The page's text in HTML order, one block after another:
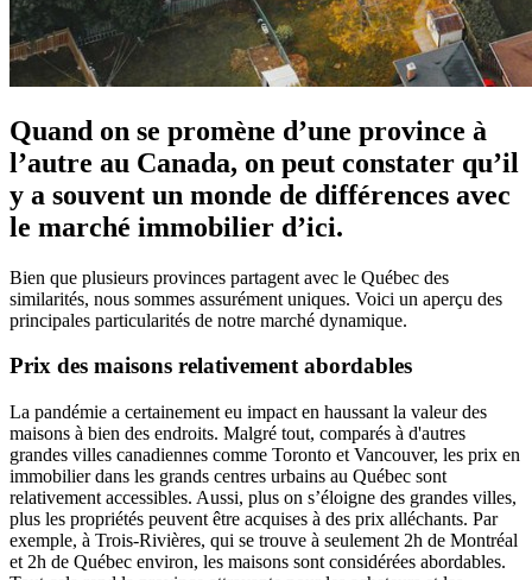
Quand on se promène d’une province à
l’autre au Canada, on peut constater qu’il
y a souvent un monde de différences avec
le marché immobilier d’ici.
Bien que plusieurs provinces partagent avec le Québec des
similarités, nous sommes assurément uniques. Voici un aperçu des
principales particularités de notre marché dynamique.
Prix des maisons relativement abordables
La pandémie a certainement eu impact en haussant la valeur des
maisons à bien des endroits. Malgré tout, comparés à d'autres
grandes villes canadiennes comme Toronto et Vancouver, les prix en
immobilier dans les grands centres urbains au Québec sont
relativement accessibles. Aussi, plus on s’éloigne des grandes villes,
plus les propriétés peuvent être acquises à des prix alléchants. Par
exemple, à Trois-Rivières, qui se trouve à seulement 2h de Montréal
et 2h de Québec environ, les maisons sont considérées abordables.